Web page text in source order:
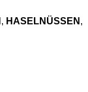
, HASELNÜSSEN ,